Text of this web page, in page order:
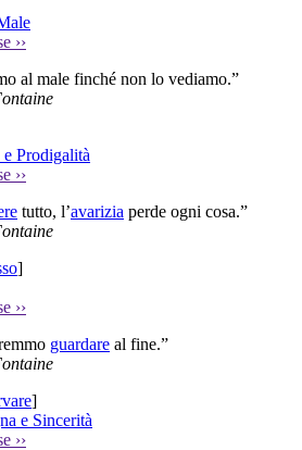
››
al male finché non lo vediamo.”
Prodigalità
››
tutto, l’avarizia perde ogni cosa.”
]
››
guardare al fine.”
]
e Sincerità
››